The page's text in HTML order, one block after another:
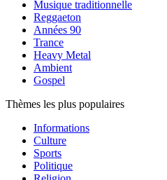
Musique traditionnelle
Reggaeton
Années 90
Trance
Heavy Metal
Ambient
Gospel
Thèmes les plus populaires
Informations
Culture
Sports
Politique